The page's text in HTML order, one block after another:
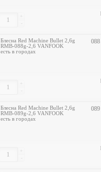
-
+
Блесна Red Machine Bullet 2,6g
RMB-088g-2,6 VANFOOK
есть в городах
088
-
+
Блесна Red Machine Bullet 2,6g
RMB-089g-2,6 VANFOOK
есть в городах
089
-
+